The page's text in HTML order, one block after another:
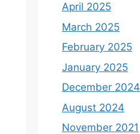
April 2025
March 2025
February 2025
January 2025
December 2024
August 2024
November 2021